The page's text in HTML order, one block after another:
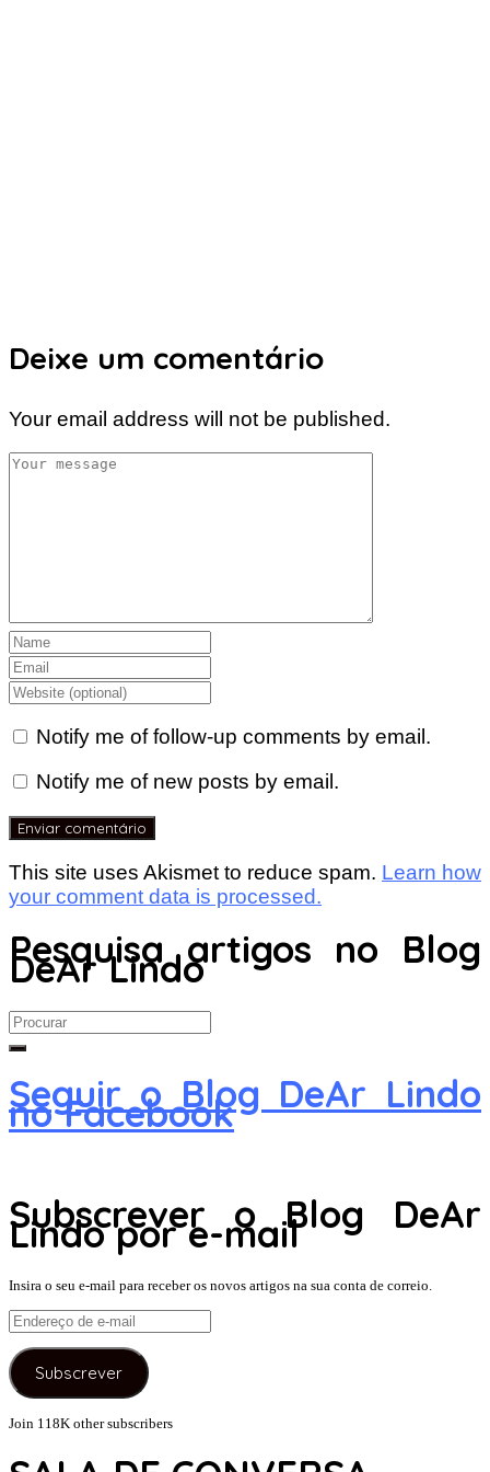
Deixe um comentário
Your email address will not be published.
Notify me of follow-up comments by email.
Notify me of new posts by email.
This site uses Akismet to reduce spam. Learn how
your comment data is processed.
Pesquisa artigos no Blog
DeAr Lindo
Search
for:
Seguir o Blog DeAr Lindo
no Facebook
Subscrever o Blog DeAr
Lindo por e-mail
Insira o seu e-mail para receber os novos artigos na sua conta de correio.
Endereço
de
e-
mail
Subscrever
Join 118K other subscribers